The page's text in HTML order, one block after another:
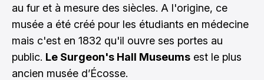
au fur et à mesure des siècles. A l'origine, ce
musée a été créé pour les étudiants en médecine
mais c'est en 1832 qu'il ouvre ses portes au
public. Le Surgeon's Hall Museums est le plus
ancien musée d’Écosse.